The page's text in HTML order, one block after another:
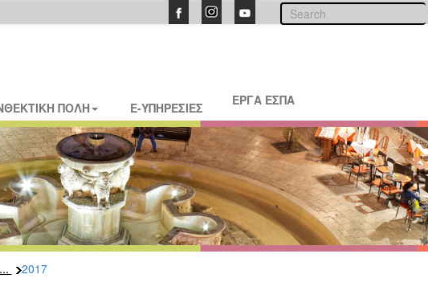
ΠΟΛΗ E-ΥΠΗΡΕΣΙΕΣ ΕΡΓΑ ΕΣΠΑ
2017